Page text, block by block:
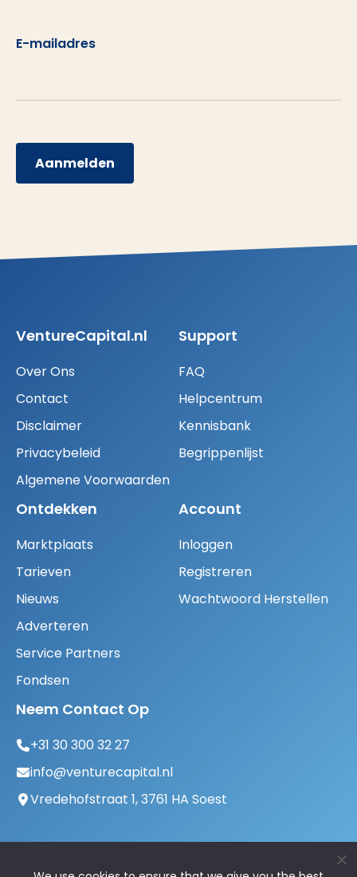
E-mailadres
Aanmelden
VentureCapital.nl
Over Ons
Contact
Disclaimer
Privacybeleid
Algemene Voorwaarden
Support
FAQ
Helpcentrum
Kennisbank
Begrippenlijst
Ontdekken
Marktplaats
Tarieven
Nieuws
Adverteren
Service Partners
Fondsen
Account
Inloggen
Registreren
Wachtwoord Herstellen
Neem Contact Op
+31 30 300 32 27
info@venturecapital.nl
Vredehofstraat 1, 3761 HA Soest